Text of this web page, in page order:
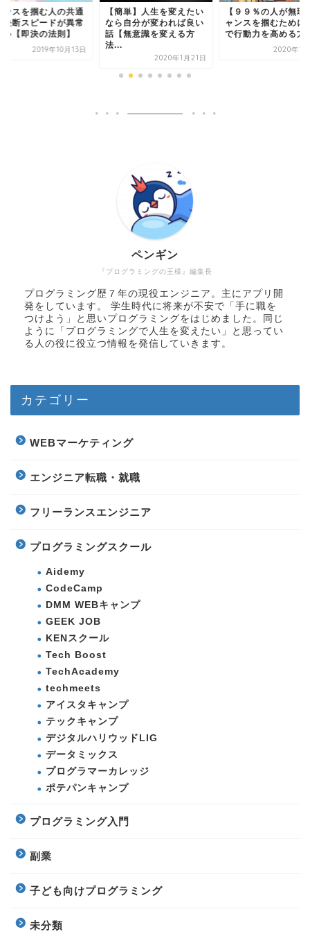
ンスを掴む人の共通
決断スピードが異常
い【即決の法則】
2019年10月13日
【簡単】人生を変えたい
なら自分が変われば良い
話【無意識を変える方
法...
2020年1月21日
【９９％の人が無理
ャンスを掴むために
で行動力を高める方
2020年1
『プログラミングの王様』編集長
ペンギン
プログラミング歴７年の現役エンジニア。主にアプリ開
発をしています。 学生時代に将来が不安で「手に職を
つけよう」と思いプログラミングをはじめました。同じ
ように「プログラミングで人生を変えたい」と思ってい
る人の役に役立つ情報を発信していきます。
カテゴリー
WEBマーケティング
エンジニア転職・就職
フリーランスエンジニア
プログラミングスクール
Aidemy
CodeCamp
DMM WEBキャンプ
GEEK JOB
KENスクール
Tech Boost
TechAcademy
techmeets
アイスタキャンプ
テックキャンプ
デジタルハリウッドLIG
データミックス
プログラマーカレッジ
ポテパンキャンプ
プログラミング入門
副業
子ども向けプログラミング
未分類